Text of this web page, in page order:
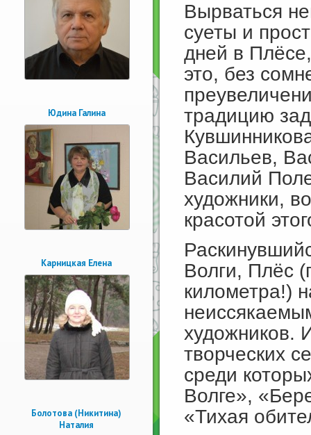
Юдина Галина
Карницкая Елена
Болотова (Никитина)
Наталия
Вырваться
суеты и
дней в
это, без
традицию
Васильев,
Василий
художники,
красотой
Волги, Плёс
километра!)
художников.
творческих
среди
Волге»,
«Тихая